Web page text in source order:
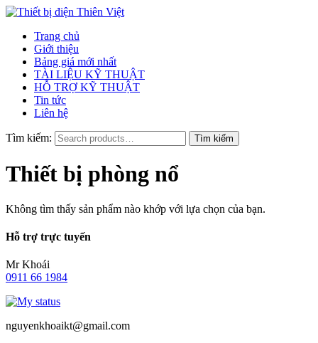
Trang chủ
Giới thiệu
Bảng giá mới nhất
TÀI LIỆU KỸ THUẬT
HỖ TRỢ KỸ THUẬT
Tin tức
Liên hệ
Tìm kiếm:
Thiết bị phòng nổ
Không tìm thấy sản phẩm nào khớp với lựa chọn của bạn.
Hỗ trợ trực tuyến
Mr Khoái
0911 66 1984
nguyenkhoaikt@gmail.com